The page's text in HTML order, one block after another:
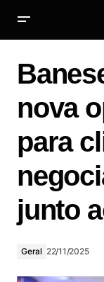
nova
para
junto
Geral 22/11/2025